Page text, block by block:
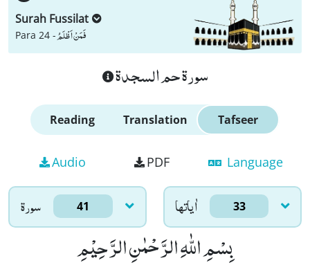
Surah Fussilat
Para 24 -فَمَنْ اَظْلَمُ
سورة حم السجدة
Reading Translation Tafseer
Audio PDF Language
سورۃ 41 اٰياتها 33
بِسْمِ اللّٰهِ الرَّحْمٰنِ الرَّحِیْمِ